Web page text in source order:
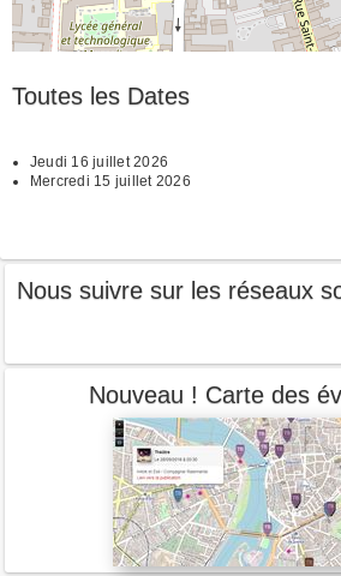
Toutes les Dates
Jeudi 16 juillet 2026
Mercredi 15 juillet 2026
Nous suivre sur les réseaux
Nouveau ! Carte des